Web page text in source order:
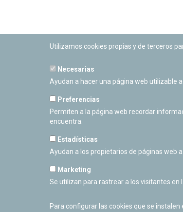
PLANETARIO DE PAMPLONA
Calle Sancho RamÃ­rez, s/n
Cerrado Temporalmente
Utilizamos cookies propias y de terceros
Necesarias
Ayudan a hacer una página web utilizable
Preferencias
Permiten a la página web recordar
encuentra.
Estadísticas
Ayudan a los propietarios de páginas web
Marketing
Se utilizan para rastrear a los visitantes en
Para configurar las cookies que se